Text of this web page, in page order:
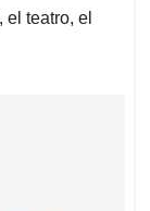
teatro, el